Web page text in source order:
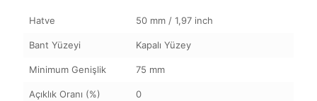
Hatve 50 mm / 1,97 inch
Bant Yüzeyi Kapalı Yüzey
Minimum Genişlik 75 mm
Açıklık Oranı (%) 0